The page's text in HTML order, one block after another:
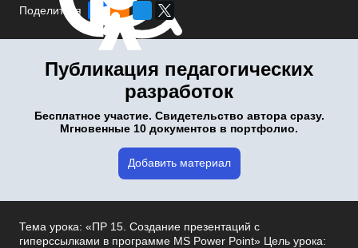
Поделиться
Публикация педагогических
разработок
Бесплатное участие. Свидетельство автора сразу.
Мгновенные 10 документов в портфолио.
Добавить материал
Тема урока: «ПР 15. Создание презентаций с
гиперссылками в программе MS Power Point» Цель урока: